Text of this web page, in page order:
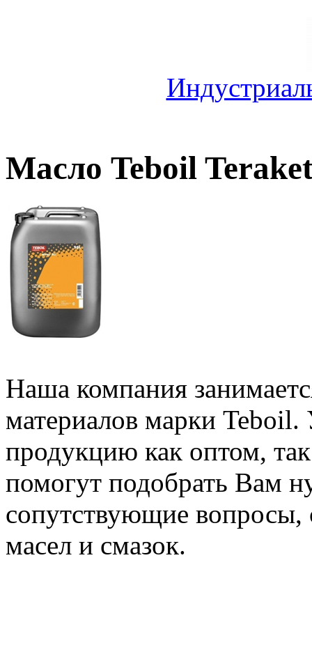
Масло Teboil
Наша компания
материалов марки
продукцию как оптом,
помогут подобрать Вам
сопутствующие вопросы,
масел и смазок.